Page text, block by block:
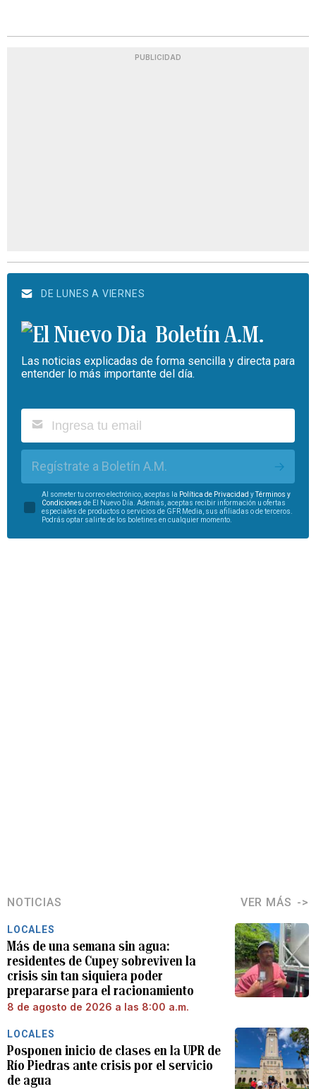
PUBLICIDAD
DE LUNES A VIERNES
Boletín A.M.
Las noticias explicadas de forma sencilla y directa para
entender lo más importante del día.
Regístrate a Boletín A.M.
Al someter tu correo electrónico, aceptas la Política de Privacidad y
Términos y
Condiciones de El Nuevo Día. Además, aceptas recibir información u ofertas
especiales de productos o servicios de GFR Media, sus afiliadas o de terceros.
Podrás optar salirte de los boletines en cualquier momento.
NOTICIAS VER MÁS
LOCALES
Más de una semana sin agua:
residentes de Cupey sobreviven la
crisis sin tan siquiera poder
prepararse para el racionamiento
8 de agosto de 2026 a las 8:00 a.m.
LOCALES
Posponen inicio de clases en la UPR de
Río Piedras ante crisis por el servicio
de agua